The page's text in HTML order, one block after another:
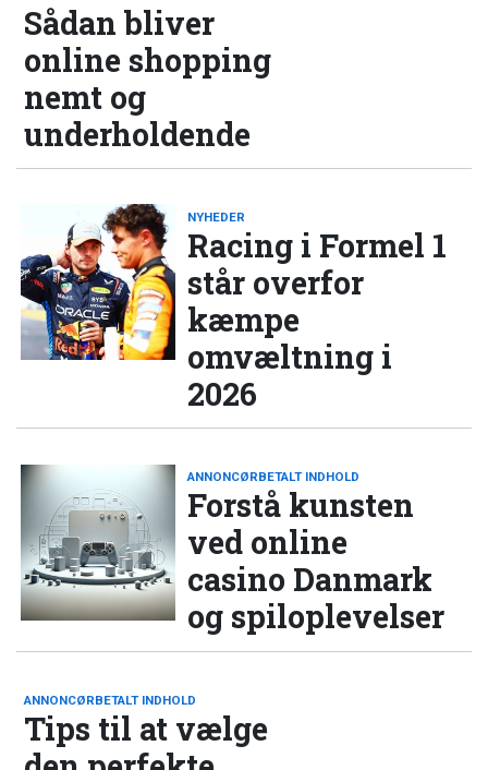
Sådan bliver
online shopping
nemt og
underholdende
NYHEDER
Racing i Formel 1
står overfor
kæmpe
omvæltning i
2026
ANNONCØRBETALT INDHOLD
Forstå kunsten
ved online
casino Danmark
og spiloplevelser
ANNONCØRBETALT INDHOLD
Tips til at vælge